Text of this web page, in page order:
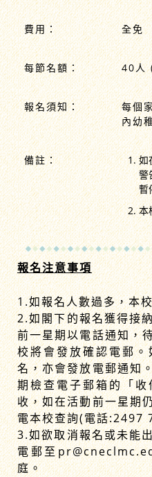
費用： 全免
每節名額： 40人
報名須知：
每個
內幼
備註：
如
警
暫
本
報名注意事項
1.如報名人數過多，本
2.如閣下的報名獲得接
前一星期以電話通知，
校將會發放確認電郵
名，亦會發放電郵通知
期檢查電子郵箱的「
收，如在活動前一星期
電本校查詢(電話:2497
3.如欲取消報名或未能
電郵至
庭。